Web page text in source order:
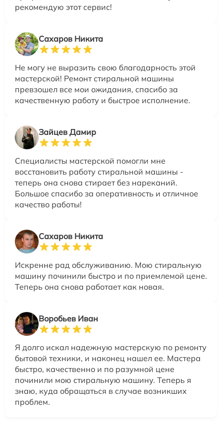
рекомендую этот сервис!
Сахаров Никита
Не могу не выразить свою благодарность этой
мастерской! Ремонт стиральной машины
превзошел все мои ожидания, спасибо за
качественную работу и быстрое исполнение.
Зайцев Дамир
Специалисты мастерской помогли мне
восстановить работу стиральной машины -
теперь она снова стирает без нареканий.
Большое спасибо за оперативность и отличное
качество работы!
Сахаров Никита
Искренне рад обслуживанию. Мою стиральную
машину починили быстро и по приемлемой цене.
Теперь она снова работает как новая.
Воробьев Иван
Я долго искал надежную мастерскую по ремонту
бытовой техники, и наконец нашел ее. Мастера
быстро, качественно и по разумной цене
починили мою стиральную машину. Теперь я
знаю, куда обращаться в случае возникших
проблем.